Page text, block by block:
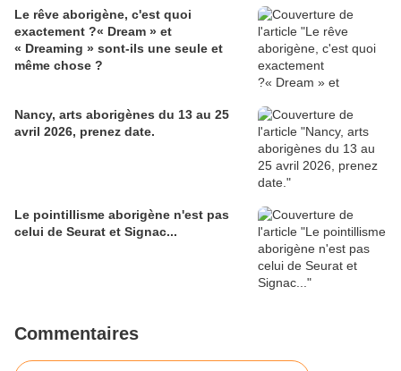
Le rêve aborigène, c'est quoi
exactement ?« Dream » et
« Dreaming » sont-ils une seule et
même chose ?
Nancy, arts aborigènes du 13 au 25
avril 2026, prenez date.
Le pointillisme aborigène n'est pas
celui de Seurat et Signac...
Commentaires